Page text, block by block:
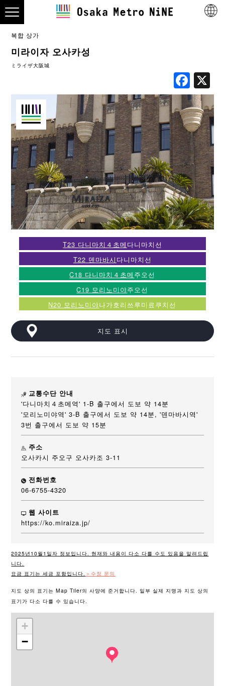
복합 상가
미라이자 오사카성
ミライザ大阪城
T23 다니마치４초메 다니마치선
T22 덴마바시 다니마치선
C18 다니마치４초메 주오선
C19 모리노미야주오선
N20 모리노미야나가호리쓰루미료쿠치선
지도 표시
교통수단 안내
'다니마치４초메역' 1-B 출구에서 도보 약 14분
'모리노미야역' 3-B 출구에서 도보 약 14분, '덴마바시역'
3번 출구에서 도보 약 15분
주소
오사카시 주오구 오사카조 3-11
전화번호
06-6755-4320
웹 사이트
https://ko.miraiza.jp/
2025년10월1일자 정보입니다. 현재와 내용이 다소 다를 수도 있음을 알려드립
니다.
요금 표기는 세금 포함입니다. ＞수정 문의
지도 상의 표기는 Map Tiler의 사양에 준거합니다. 일부 실제 지명과 지도 상의
표기가 다소 다를 수 있습니다.
+
−